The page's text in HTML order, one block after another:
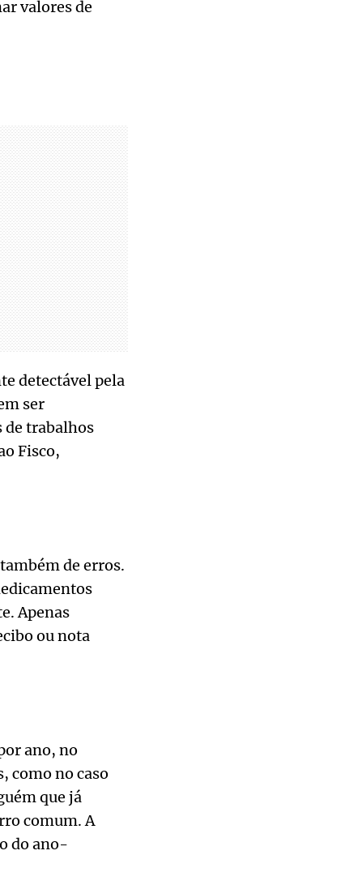
valores de
detectável pela
ser
de trabalhos
Fisco,
de erros.
Apenas
ou nota
ano, no
como no caso
que já
comum. A
do ano-